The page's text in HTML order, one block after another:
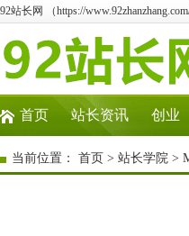
92站长网 （https://
首页 站长资讯 创业
当前位置： 首页 > 站长学院 >